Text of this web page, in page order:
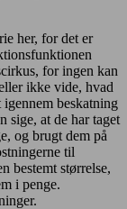
her, for det er
for ingen kan
ikke vide, hvad
beskatning
sige, at de har taget
og brugt dem på
til
bestemt størrelse,
i penge.